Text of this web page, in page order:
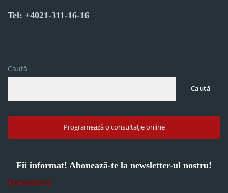
Tel: +4021-311-16-16
Caută
Caută
Programează o consultație online
Fii informat! Abonează-te la newsletter-ul nostru!
Abonează-te